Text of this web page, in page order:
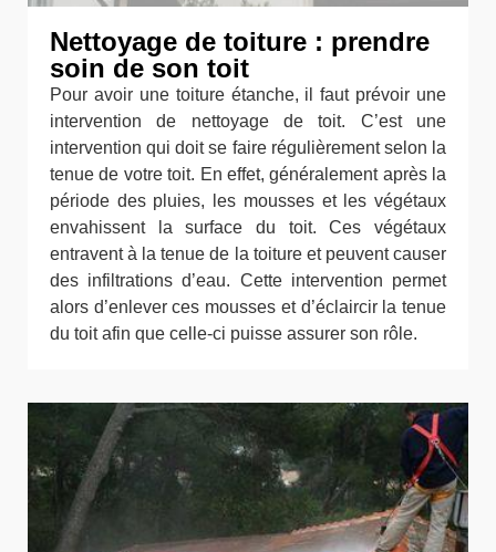
Nettoyage de toiture : prendre
soin de son toit
Pour avoir une toiture étanche, il faut prévoir une
intervention de nettoyage de toit. C’est une
intervention qui doit se faire régulièrement selon la
tenue de votre toit. En effet, généralement après la
période des pluies, les mousses et les végétaux
envahissent la surface du toit. Ces végétaux
entravent à la tenue de la toiture et peuvent causer
des infiltrations d’eau. Cette intervention permet
alors d’enlever ces mousses et d’éclaircir la tenue
du toit afin que celle-ci puisse assurer son rôle.